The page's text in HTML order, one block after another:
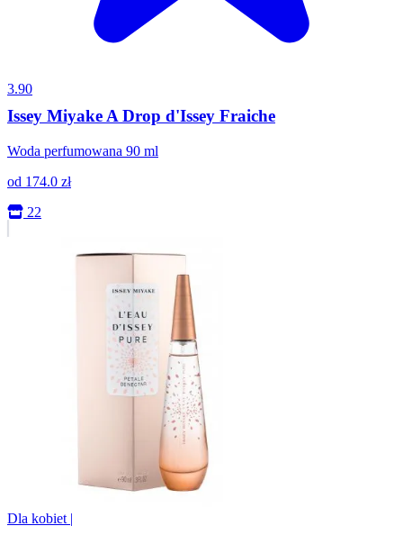
3.90
Issey Miyake A Drop d'Issey Fraiche
Woda perfumowana 90 ml
od 174.0 zł
22
Dla kobiet |